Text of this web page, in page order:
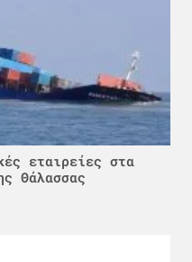
εταιρείες στα
Θάλασσας